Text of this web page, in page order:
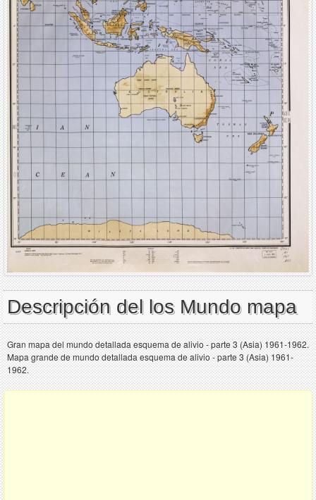
Descripción del los Mundo mapa
Gran mapa del mundo detallada esquema de alivio - parte 3 (Asia) 1961-1962.
Mapa grande de mundo detallada esquema de alivio - parte 3 (Asia) 1961-
1962.